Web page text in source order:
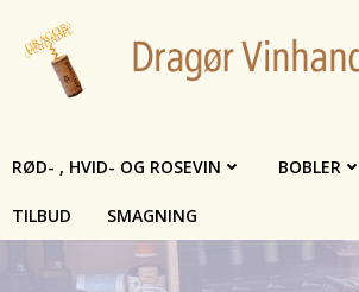
indhold
RØD- , HVID- OG ROSEVIN BOBLER
TILBUD SMAGNING